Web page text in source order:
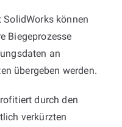
SolidWorks können
Biegeprozesse
an
übergeben werden.
durch den
verkürzten